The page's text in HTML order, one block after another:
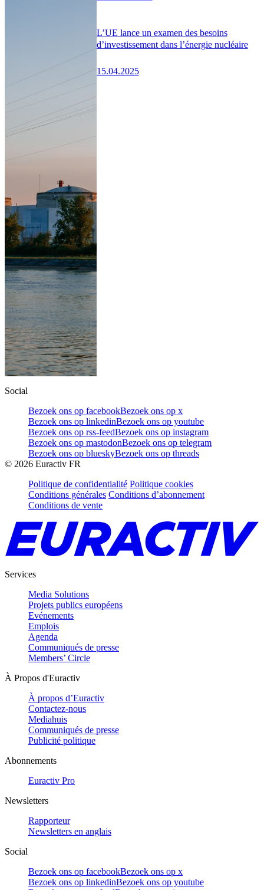
L’UE lance un examen des besoins
d’investissement dans l’énergie nucléaire
15.04.2025
Social
Bezoek ons op facebookBezoek ons op x
Bezoek ons op linkedinBezoek ons op youtube
Bezoek ons op rss-feedBezoek ons op instagram
Bezoek ons op mastodonBezoek ons op telegram
Bezoek ons op blueskyBezoek ons op threads
© 2026 Euractiv FR
Politique de confidentialité Politique cookies
Conditions générales Conditions d’abonnement
Conditions de vente
Services
Media Solutions
Projets publics européens
Evénements
Emplois
Agenda
Communiqués de presse
Members’ Circle
À Propos d'Euractiv
À propos d’Euractiv
Contactez-nous
Mediahuis
Communiqués de presse
Publicité politique
Abonnements
Euractiv Pro
Newsletters
Rapporteur
Newsletters en anglais
Social
Bezoek ons op facebookBezoek ons op x
Bezoek ons op linkedinBezoek ons op youtube